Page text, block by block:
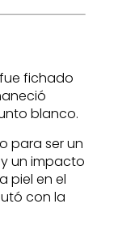
fichado
blanco.
para ser un
un impacto
piel en el
con la